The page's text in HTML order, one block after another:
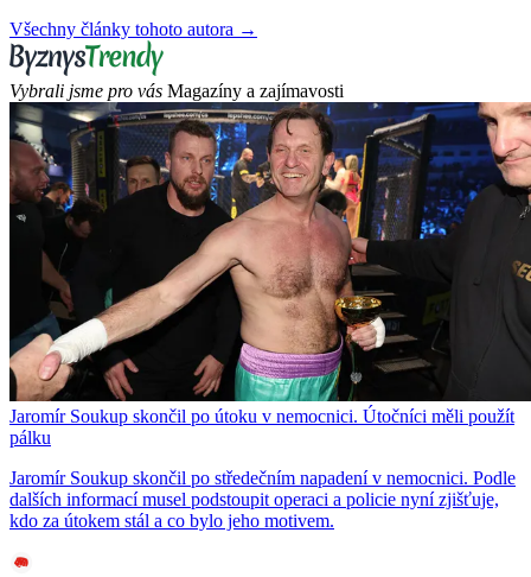
Všechny články tohoto autora →
Vybrali jsme pro vás Magazíny a zajímavosti
Jaromír Soukup skončil po útoku v nemocnici. Útočníci měli použít
pálku
Jaromír Soukup skončil po středečním napadení v nemocnici. Podle
dalších informací musel podstoupit operaci a policie nyní zjišťuje,
kdo za útokem stál a co bylo jeho motivem.